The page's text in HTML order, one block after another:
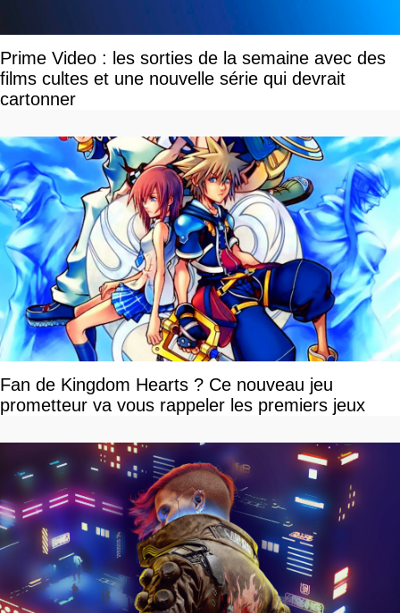
Prime Video : les sorties de la semaine avec des
films cultes et une nouvelle série qui devrait
cartonner
Fan de Kingdom Hearts ? Ce nouveau jeu
prometteur va vous rappeler les premiers jeux